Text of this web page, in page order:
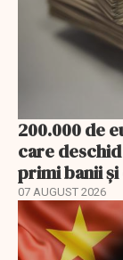
200.000 de
care
primi banii
07 AUGUST 2026